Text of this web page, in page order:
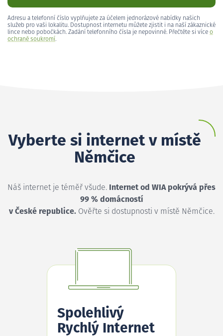
Adresu a telefonní číslo vyplňujete za účelem jednorázové nabídky našich
služeb pro vaši lokalitu. Dostupnost internetu můžete zjistit i na naší zákaznické
lince nebo pobočkách. Zadání telefonního čísla je nepovinné. Přečtěte si více o
ochraně soukromí.
Vyberte si internet v místě
Němčice
Náš internet je téměř všude. Internet od WIA pokrývá přes
99 % domácností
v České republice.Ověřte si dostupnosti v místě Němčice.
Spolehlivý
Rychlý Internet